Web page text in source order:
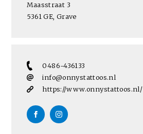
Maasstraat 3
5361 GE, Grave
0486-436133
info@onnystattoos.nl
https://www.onnystattoos.nl/